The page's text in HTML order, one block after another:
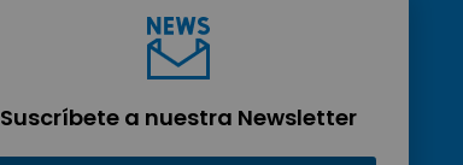
Suscríbete a nuestra Newsletter